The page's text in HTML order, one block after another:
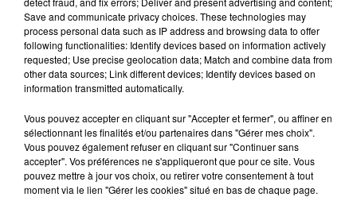
Save and communicate privacy choices. These technologies may
process personal data such as IP address and browsing data to offer
following functionalities: Identify devices based on information actively
requested; Use precise geolocation data; Match and combine data from
other data sources; Link different devices; Identify devices based on
information transmitted automatically.
Vous pouvez accepter en cliquant sur "Accepter et fermer", ou affiner en
sélectionnant les finalités et/ou partenaires dans "Gérer mes choix".
Vous pouvez également refuser en cliquant sur "Continuer sans
accepter". Vos préférences ne s'appliqueront que pour ce site. Vous
pouvez mettre à jour vos choix, ou retirer votre consentement à tout
moment via le lien "Gérer les cookies" situé en bas de chaque page.